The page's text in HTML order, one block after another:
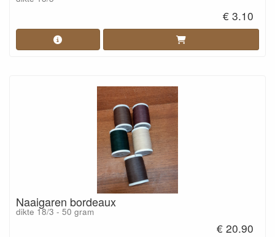
€ 3.10
Naaigaren bordeaux
dikte 18/3 - 50 gram
€ 20.90